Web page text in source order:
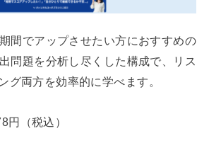
間でアップさせたい方におすすめの
問題を分析し尽くした構成で、リス
グ両方を効率的に学べます。
円（税込）